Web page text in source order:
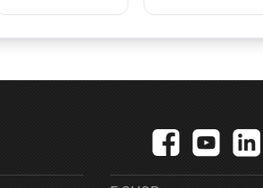
Slovenska počas
mesta varoval
zľahčovaním